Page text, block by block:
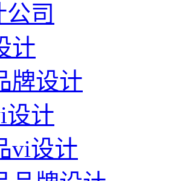
司
计
牌设计
设计
vi设计